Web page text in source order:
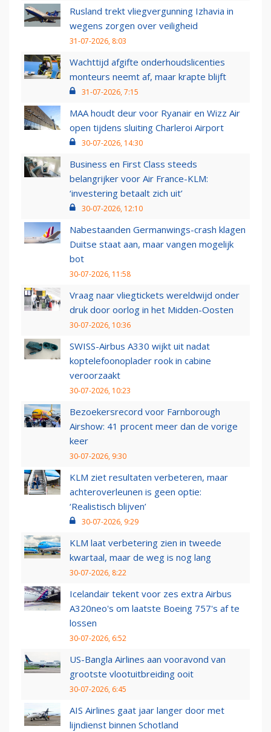
Rusland trekt vliegvergunning Izhavia in
wegens zorgen over veiligheid
31-07-2026, 8:03
Wachttijd afgifte onderhoudslicenties
monteurs neemt af, maar krapte blijft
31-07-2026, 7:15
MAA houdt deur voor Ryanair en Wizz Air
open tijdens sluiting Charleroi Airport
30-07-2026, 14:30
Business en First Class steeds
belangrijker voor Air France-KLM:
‘investering betaalt zich uit’
30-07-2026, 12:10
Nabestaanden Germanwings-crash klagen
Duitse staat aan, maar vangen mogelijk
bot
30-07-2026, 11:58
Vraag naar vliegtickets wereldwijd onder
druk door oorlog in het Midden-Oosten
30-07-2026, 10:36
SWISS-Airbus A330 wijkt uit nadat
koptelefoonoplader rook in cabine
veroorzaakt
30-07-2026, 10:23
Bezoekersrecord voor Farnborough
Airshow: 41 procent meer dan de vorige
keer
30-07-2026, 9:30
KLM ziet resultaten verbeteren, maar
achteroverleunen is geen optie:
‘Realistisch blijven’
30-07-2026, 9:29
KLM laat verbetering zien in tweede
kwartaal, maar de weg is nog lang
30-07-2026, 8:22
Icelandair tekent voor zes extra Airbus
A320neo's om laatste Boeing 757's af te
lossen
30-07-2026, 6:52
US-Bangla Airlines aan vooravond van
grootste vlootuitbreiding ooit
30-07-2026, 6:45
AIS Airlines gaat jaar langer door met
lijndienst binnen Schotland